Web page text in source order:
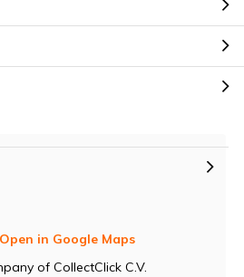
Open in Google Maps
of CollectClick C.V.